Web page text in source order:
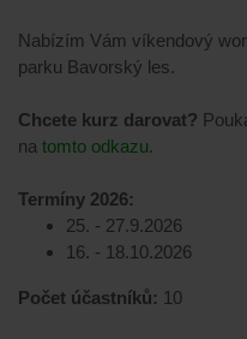
Nabízím Vám víkendový
parku Bavorský les.
Chcete kurz darovat?
na tomto odkazu.
Termíny 2026:
25. - 27.9.2026
16. - 18.10.2026
Počet účastníků: 10